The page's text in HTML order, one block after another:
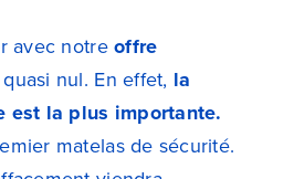
avec notreoffre
nul. En effet, la
est la plus importante.
matelas de sécurité.